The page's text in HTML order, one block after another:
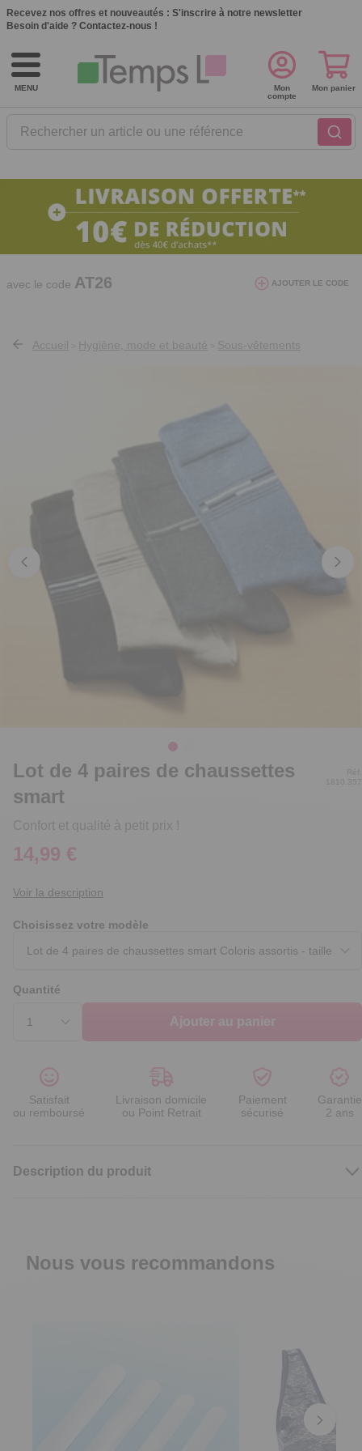
Recevez nos offres et nouveautés : S'inscrire à notre newsletter
Besoin d'aide ? Contactez-nous !
MENU
Rechercher un article ou une référence
Mon
compte
Mon panier
10€ de réduction dès 40€ d'achat. Offre
valable du 03/08/2026 au 12/08/2026.
avec le code AT26 AJOUTER LE CODE
Accueil Hygiène, mode et beauté Sous-vêtements
Lot de 4 paires de chaussettes
smart
Confort et qualité à petit prix !
Réf.
1810.357
14,99 €
Voir la description
Choisissez votre modèle
Quantité
Ajouter au panier
Satisfait
ou remboursé
Livraison domicile
ou Point Retrait
Paiement
sécurisé
Garantie
2 ans
Description du produit
Nous vous recommandons